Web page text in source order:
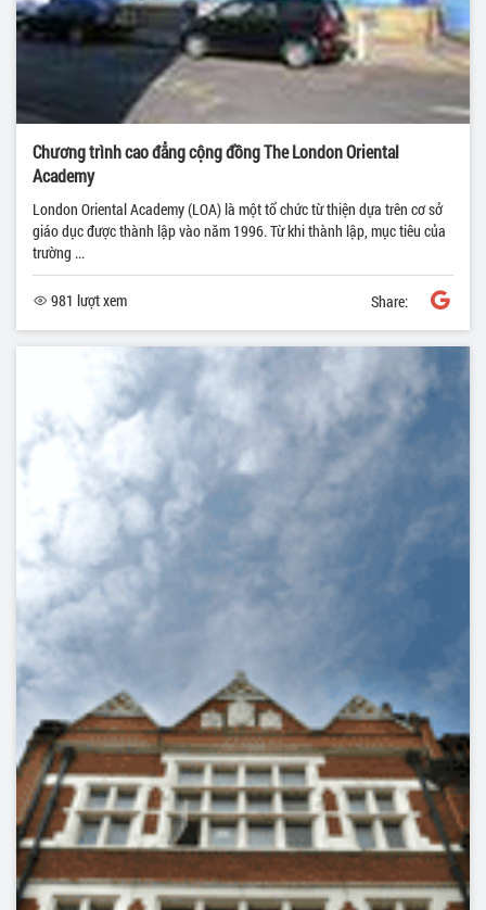
Chương trình cao đẳng cộng đồng The London Oriental
Academy
London Oriental Academy (LOA) là một tổ chức từ thiện dựa trên cơ sở
giáo dục được thành lập vào năm 1996. Từ khi thành lập, mục tiêu của
trường ...
981 lượt xem Share: